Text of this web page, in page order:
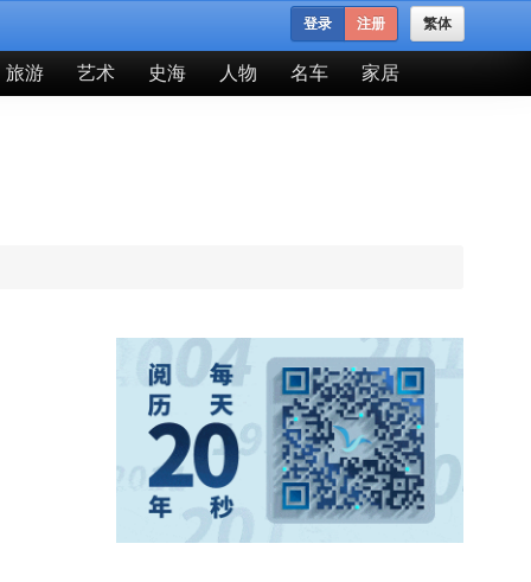
繁体
登录 注册
旅游 艺术 史海 人物 名车 家居